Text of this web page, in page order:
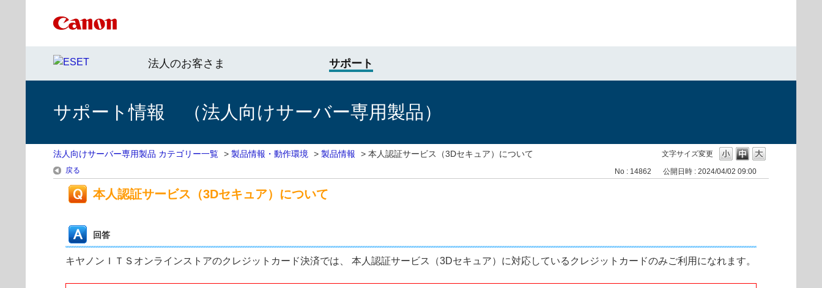
法人のお客さま サポート
サポート情報 （法人向けサーバー専用製品）
文字サイズ変更
法人向けサーバー専用製品 カテゴリー一覧 > 製品情報・動作環境 > 製品情報 > 本人認証サービス（3Dセキュア）について
戻る No : 14862 公開日時 : 2024/04/02 09:00
本人認証サービス（3Dセキュア）について
回答
キヤノンＩＴＳオンラインストアのクレジットカード決済では、 本人認証サービス（3Dセキュア）に対応しているクレジットカードのみご利用になれます。